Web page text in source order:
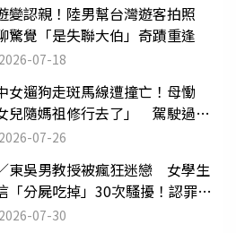
變認親！陸男幫台灣遊客拍照
驚覺「是失聯大伯」奇蹟重逢
2026-07-18
女遛狗走斑馬線遭撞亡！母慟
兒隨媽祖修行去了」 駕駛過失
判9月
2026-07-26
東吳男教授被瘋狂迷戀 女學生
「分屍吃掉」30次騷擾！認罪免
2026-07-30